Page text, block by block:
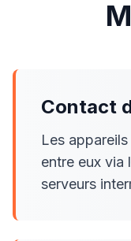
Contact
Les
entre eux via
serveurs